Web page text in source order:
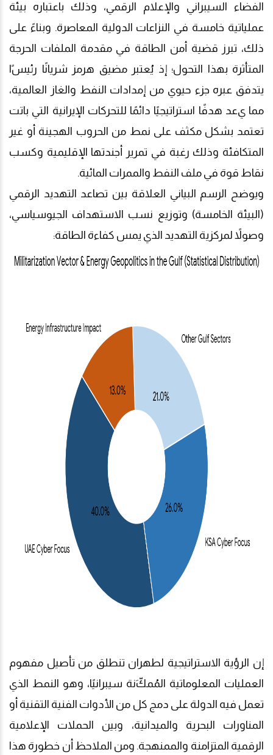
الفضاء السيبراني والإعلام الرقمي، وذلك باعتباره بيئة
عملياتية خامسة في النزاعات الدولية المعاصرة. وبناءً على
ذلك، تبرز قضية أمن الطاقة في مقدمة الملفات الحرجة
المتأثرة بهذا التحول؛ إذ يُعتبر مضيق هرمز شريانًا رئيسا
يتدفق عبره جزء حيوي من إمدادات النفط والغاز العالمية،
مما يعد هدفًا استراتيجيًا دائمًا للتحركات الإيرانية التي باتت
تعتمد بشكل مكثف على نمط من الحروب الهجينة أو غير
المتكافئة وذلك رغبة في تمرير أجندتها الإقليمية وكسب
نقاط قوة في ملف النفط والممرات المائية.
ويوضح الرسم البياني العلاقة بين تصاعد التهديد الرقمي
(البيئة الخامسة) وتوزيع نسب الاستهداف الجيوسياسي،
وصولاً لمركزية التهديد الذي يمس كفاءة الطاقة:
إن الرؤية الاستراتيجية لطهران تنطلق من تأصيل مفهوم
العمليات المعلوماتية المُمكّنة سيبرانيًا، وهو النمط الذي
تعمل فيه الدولة على دمج كل من الأدوات الفنية التقنية أو
المناورات البحرية والميدانية، وبين الحملات الإعلامية
الرقمية المتزامنة والممنهجة. ومن الملاحظ أن خطورة هذا